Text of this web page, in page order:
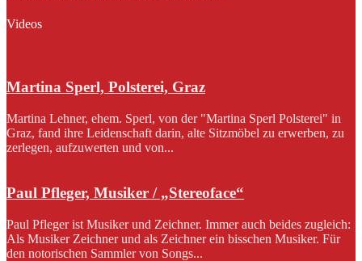
Videos
Martina Sperl, Polsterei, Graz
Martina Lehner, ehem. Sperl, von der "Martina Sperl Polsterei" in
Graz, fand ihre Leidenschaft darin, alte Sitzmöbel zu erwerben, zu
zerlegen, aufzuwerten und von...
Paul Pfleger, Musiker / „Stereoface“
Paul Pfleger ist Musiker und Zeichner. Immer auch beides zugleich:
Als Musiker Zeichner und als Zeichner ein bisschen Musiker. Für
den notorischen Sammler von Songs...